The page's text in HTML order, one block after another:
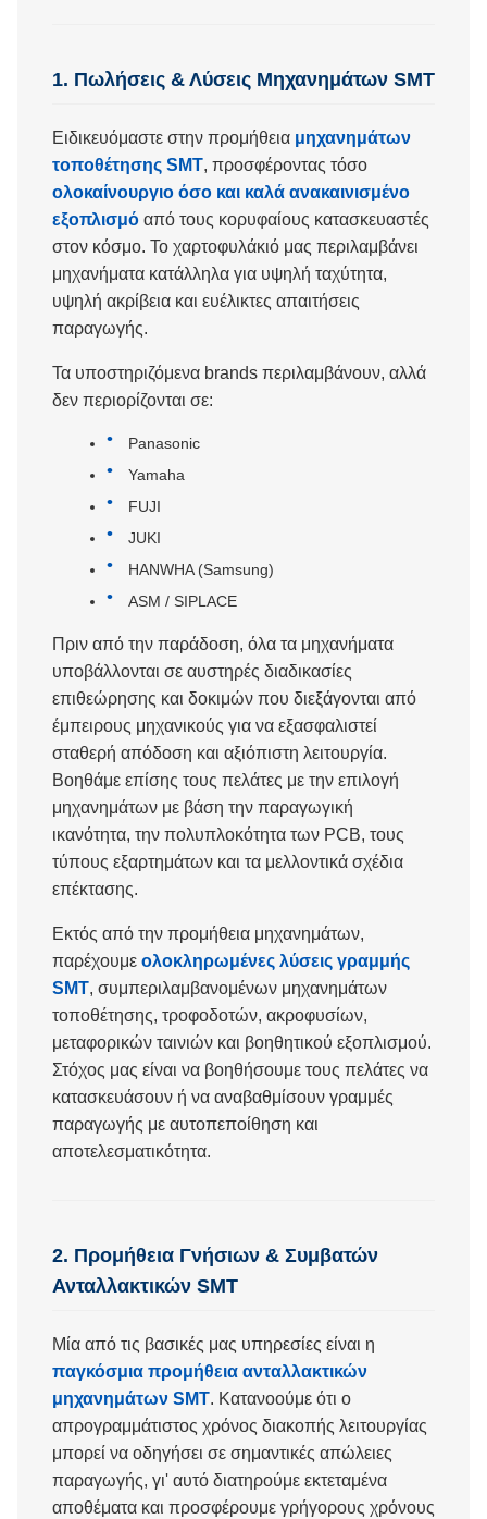
1. Πωλήσεις & Λύσεις Μηχανημάτων SMT
Ειδικευόμαστε στην προμήθεια μηχανημάτων
τοποθέτησης SMT, προσφέροντας τόσο
ολοκαίνουργιο όσο και καλά ανακαινισμένο
εξοπλισμό από τους κορυφαίους κατασκευαστές
στον κόσμο. Το χαρτοφυλάκιό μας περιλαμβάνει
μηχανήματα κατάλληλα για υψηλή ταχύτητα,
υψηλή ακρίβεια και ευέλικτες απαιτήσεις
παραγωγής.
Τα υποστηριζόμενα brands περιλαμβάνουν, αλλά
δεν περιορίζονται σε:
Panasonic
Yamaha
FUJI
JUKI
HANWHA (Samsung)
ASM / SIPLACE
Πριν από την παράδοση, όλα τα μηχανήματα
υποβάλλονται σε αυστηρές διαδικασίες
επιθεώρησης και δοκιμών που διεξάγονται από
έμπειρους μηχανικούς για να εξασφαλιστεί
σταθερή απόδοση και αξιόπιστη λειτουργία.
Βοηθάμε επίσης τους πελάτες με την επιλογή
μηχανημάτων με βάση την παραγωγική
ικανότητα, την πολυπλοκότητα των PCB, τους
τύπους εξαρτημάτων και τα μελλοντικά σχέδια
επέκτασης.
Εκτός από την προμήθεια μηχανημάτων,
παρέχουμε ολοκληρωμένες λύσεις γραμμής
SMT, συμπεριλαμβανομένων μηχανημάτων
τοποθέτησης, τροφοδοτών, ακροφυσίων,
μεταφορικών ταινιών και βοηθητικού εξοπλισμού.
Στόχος μας είναι να βοηθήσουμε τους πελάτες να
κατασκευάσουν ή να αναβαθμίσουν γραμμές
παραγωγής με αυτοπεποίθηση και
αποτελεσματικότητα.
2. Προμήθεια Γνήσιων & Συμβατών
Ανταλλακτικών SMT
Μία από τις βασικές μας υπηρεσίες είναι η
παγκόσμια προμήθεια ανταλλακτικών
μηχανημάτων SMT. Κατανοούμε ότι ο
απρογραμμάτιστος χρόνος διακοπής λειτουργίας
μπορεί να οδηγήσει σε σημαντικές απώλειες
παραγωγής, γι' αυτό διατηρούμε εκτεταμένα
αποθέματα και προσφέρουμε γρήγορους χρόνους